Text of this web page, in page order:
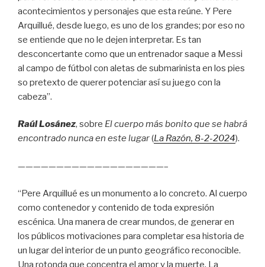
acontecimientos y personajes que esta reúne. Y Pere
Arquillué, desde luego, es uno de los grandes; por eso no
se entiende que no le dejen interpretar. Es tan
desconcertante como que un entrenador saque a Messi
al campo de fútbol con aletas de submarinista en los pies
so pretexto de querer potenciar así su juego con la
cabeza”.
Raúl Losánez, sobre El cuerpo más bonito que se habrá
encontrado nunca en este lugar(La Razón, 8-2-2024).
———————————————————–
“Pere Arquillué es un monumento a lo concreto. Al cuerpo
como contenedor y contenido de toda expresión
escénica. Una manera de crear mundos, de generar en
los públicos motivaciones para completar esa historia de
un lugar del interior de un punto geográfico reconocible.
Una rotonda que concentra el amor y la muerte. La